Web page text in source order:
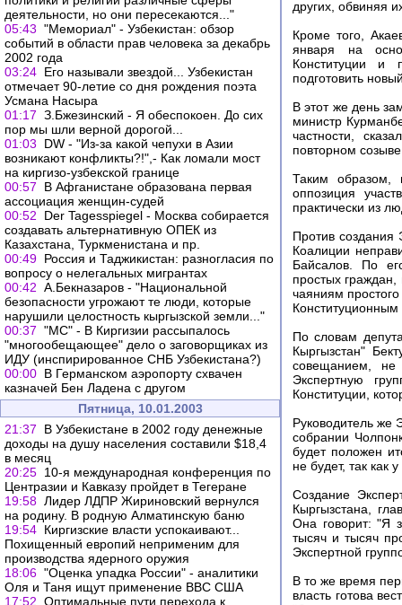
деятельности, но они пересекаются..."
05:43 "Мемориал" - Узбекистан: обзор
событий в области прав человека за декабрь
2002 года
03:24 Его называли звездой... Узбекистан
отмечает 90-летие со дня рождения поэта
Усмана Насыра
01:17 З.Бжезинский - Я обеспокоен. До сих
пор мы шли верной дорогой...
01:03
DW - "Из-за какой чепухи в Азии
возникают конфликты?!",- Как ломали мост
на киргизо-узбекской границе
00:57
В Афганистане образована первая
ассоциация женщин-судей
00:52
Der Tagesspiegel - Москва собирается
создавать альтернативную ОПЕК из
Казахстана, Туркменистана и пр.
00:49 Россия и Таджикистан: разногласия по
вопросу о нелегальных мигрантах
00:42 А.Бекназаров - "Национальной
безопасности угрожают те люди, которые
нарушили целостность кыргызской земли..."
00:37 "МС" - В Киргизии рассыпалось
"многообещающее" дело о заговорщиках из
ИДУ (инспирированное СНБ Узбекистана?)
00:00 В Германском аэропорту схвачен
казначей Бен Ладена с другом
Пятница, 10.01.2003
21:37
В Узбекистане в 2002 году денежные
доходы на душу населения составили $18,4
в месяц
20:25 10-я международная конференция по
Центразии и Кавказу пройдет в Тегеране
19:58 Лидер ЛДПР Жириновский вернулся
на родину. В родную Алматинскую баню
19:54 Киргизские власти успокаивают...
Похищенный европий неприменим для
производства ядерного оружия
18:06 "Оценка упадка России" - аналитики
Оля и Таня ищут применение ВВС США
17:52 Оптимальные пути перехода к
других, обвиняя
Кроме того,
января на
Конституции и
подготовить
В этот же день
министр
частности,
повторном
Таким образом,
оппозиция
практически из
Против создания
Коалиции
Байсалов. По
простых граждан,
чаяниям
По словам
Кыргызстан"
совещанием, не
Экспертную
Конституции,
Руководитель же
собрании
будет положен
не будет, так как
Создание
Кыргызстана,
Она говорит: "Я
тысяч и тысяч
Экспертной
В то же время
власть готова